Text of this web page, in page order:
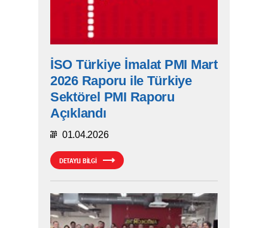
İSO Türkiye İmalat PMI Mart
2026 Raporu ile Türkiye
Sektörel PMI Raporu
Açıklandı
01.04.2026
DETAYLI BİLGİ